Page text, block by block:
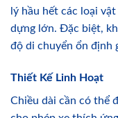
lý hầu hết các loại
dựng lớn. Đặc biệt,
độ di chuyển ổn định
Thiết Kế Linh Hoạt
Chiều dài cần có thể